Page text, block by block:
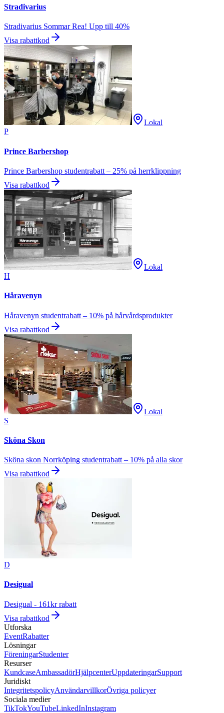
Stradivarius
Stradivarius Sommar Rea! Upp till 40%
Visa rabattkod
Lokal
P
Prince Barbershop
Prince Barbershop studentrabatt – 25% på herrklippning
Visa rabattkod
Lokal
H
Håravenyn
Håravenyn studentrabatt – 10% på hårvårdsprodukter
Visa rabattkod
Lokal
S
Sköna Skon
Sköna skon Norrköping studentrabatt – 10% på alla skor
Visa rabattkod
D
Desigual
Desigual - 161kr rabatt
Visa rabattkod
Utforska
EventRabatter
Lösningar
FöreningarStudenter
Resurser
KundcaseAmbassadörHjälpcenterUppdateringarSupport
Juridiskt
IntegritetspolicyAnvändarvillkorÖvriga policyer
Sociala medier
TikTokYouTubeLinkedInInstagram